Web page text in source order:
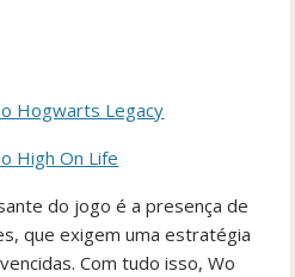
Hogwarts Legacy
High On Life
do jogo é a presença de
que exigem uma estratégia
Com tudo isso, Wo